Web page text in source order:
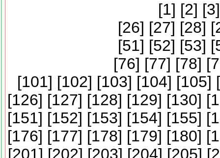
[1] [2] [3
[26] [27] [28] [
[51] [52] [53] [
[76] [77] [78] [
[101] [102] [103] [104] [105] [
[126] [127] [128] [129] [130] [
[151] [152] [153] [154] [155] [
[176] [177] [178] [179] [180] [
[201] [202] [203] [204] [205] [